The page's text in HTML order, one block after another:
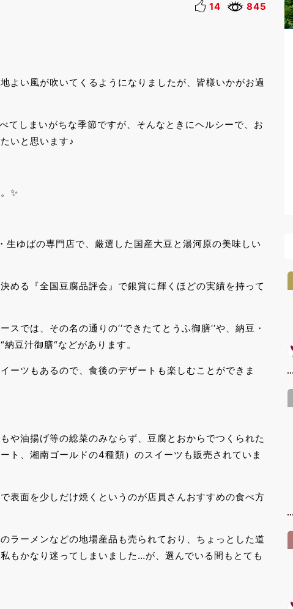
14 845
よい風が吹いてくるようになりましたが、皆様いかがお過
てしまいがちな季節ですが、そんなときにヘルシーで、お
いと思います♪
✨
ゆばの専門店で、厳選した国産大豆と湯河原の美味しい
める『全国豆腐品評会』で銀賞に輝くほどの実績を持って
では、その名の通りの‘‘できたてとうふ御膳‘‘や、納豆・
豆汁御膳“などがあります。
ーツもあるので、食後のデザートも楽しむことができま
や油揚げ等の総菜のみならず、豆腐とおからでつくられた
ト、湘南ゴールドの4種類）のスイーツも販売されていま
表面を少しだけ焼くというのが店員さんおすすめの食べ方
ラーメンなどの地場産品も売られており、ちょっとした道
もかなり迷ってしまいました…が、選んでいる間もとても